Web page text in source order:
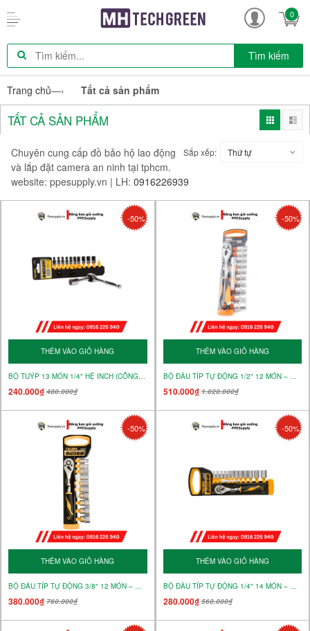
0
Tìm kiếm
Trang chủ—› Tất cả sản phẩm
TẤT CẢ SẢN PHẨM
Sắp xếp: Thứ tự
Chuyên cung cấp đồ bảo hộ lao động
và lắp đặt camera an ninh tại tphcm.
website: ppesupply.vn | LH: 0916226939
-50%
THÊM VÀO GIỎ HÀNG
BỘ TUÝP 13 MÓN 1/4" HỆ INCH (CÔNG NGHIỆP) – MÃ 15390
240.000₫ 480.000₫
-50%
THÊM VÀO GIỎ HÀNG
BỘ ĐẦU TÍP TỰ ĐỘNG 1/2" 12 MÓN – MÃ 15152
510.000₫1.020.000₫
-50%
THÊM VÀO GIỎ HÀNG
BỘ ĐẦU TÍP TỰ ĐỘNG 3/8" 12 MÓN – MÃ 15151
380.000₫ 760.000₫
-50%
THÊM VÀO GIỎ HÀNG
BỘ ĐẦU TÍP TỰ ĐỘNG 1/4" 14 MÓN – MÃ 15150
280.000₫560.000₫